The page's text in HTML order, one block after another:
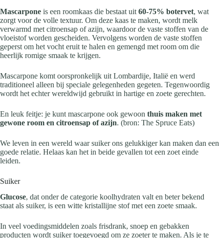
Mascarpone is een roomkaas die bestaat uit 60-75% botervet, wat
zorgt voor de volle textuur. Om deze kaas te maken, wordt melk
verwarmd met citroensap of azijn, waardoor de vaste stoffen van de
vloeistof worden gescheiden. Vervolgens worden de vaste stoffen
geperst om het vocht eruit te halen en gemengd met room om die
heerlijk romige smaak te krijgen.
Mascarpone komt oorspronkelijk uit Lombardije, Italië en werd
traditioneel alleen bij speciale gelegenheden gegeten. Tegenwoordig
wordt het echter wereldwijd gebruikt in hartige en zoete gerechten.
En leuk feitje: je kunt mascarpone ook gewoon thuis maken met
gewone room en citroensap of azijn. (bron: The Spruce Eats)
We leven in een wereld waar suiker ons gelukkiger kan maken dan een
goede relatie. Helaas kan het in beide gevallen tot een zoet einde
leiden.
Suiker
Glucose, dat onder de categorie koolhydraten valt en beter bekend
staat als suiker, is een witte kristallijne stof met een zoete smaak.
In veel voedingsmiddelen zoals frisdrank, snoep en gebakken
producten wordt suiker toegevoegd om ze zoeter te maken. Als je te